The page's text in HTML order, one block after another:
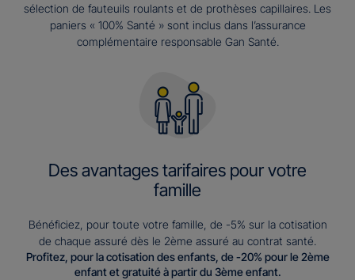
sélection de fauteuils roulants et de prothèses capillaires. Les
paniers « 100% Santé » sont inclus dans l’assurance
complémentaire responsable Gan Santé.
Des avantages tarifaires pour votre
famille
Bénéficiez, pour toute votre famille, de -5% sur la cotisation
de chaque assuré dès le 2ème assuré au contrat santé.
Profitez, pour la cotisation des enfants, de -20% pour le 2ème
enfant et gratuité à partir du 3ème enfant.